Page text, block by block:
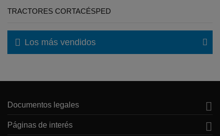
TRACTORES CORTACÉSPED
Los más vendidos
Documentos legales 
Páginas de interés 